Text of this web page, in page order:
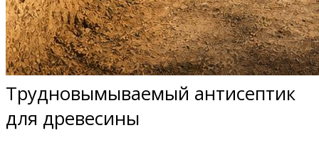
Трудновымываемый антисептик
для древесины